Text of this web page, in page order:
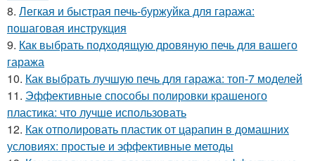
8. Легкая и быстрая печь-буржуйка для гаража:
пошаговая инструкция
9. Как выбрать подходящую дровяную печь для вашего
гаража
10. Как выбрать лучшую печь для гаража: топ-7 моделей
11. Эффективные способы полировки крашеного
пластика: что лучше использовать
12. Как отполировать пластик от царапин в домашних
условиях: простые и эффективные методы